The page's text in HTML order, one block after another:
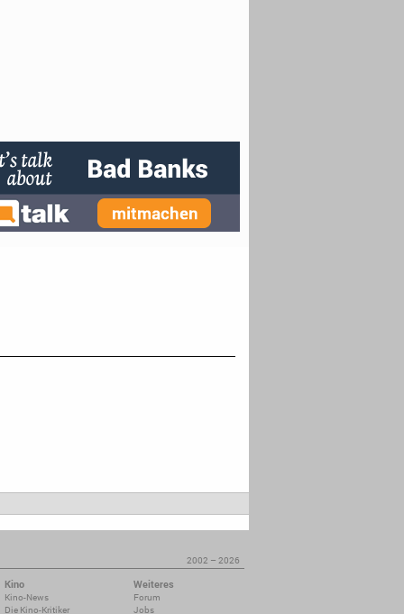
2002 – 2026
Kino
Kino-News
Die Kino-Kritiker
Weiteres
Forum
Jobs